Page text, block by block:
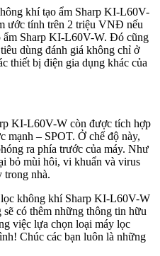
khí tạo ẩm Sharp KI-L60V-
ước tính trên 2 triệu VNĐ nếu
ẩm Sharp KI-L60V-W. Đó cũng
dùng đánh giá không chỉ ở
thiết bị điện gia dụng khác của
KI-L60V-W còn được tích hợp
mạnh – SPOT. Ở chế độ này,
ra phía trước của máy. Như
bỏ mùi hôi, vi khuẩn và virus
trong nhà.
không khí Sharp KI-L60V-W
có thêm những thông tin hữu
việc lựa chọn loại máy lọc
Chúc các bạn luôn là những